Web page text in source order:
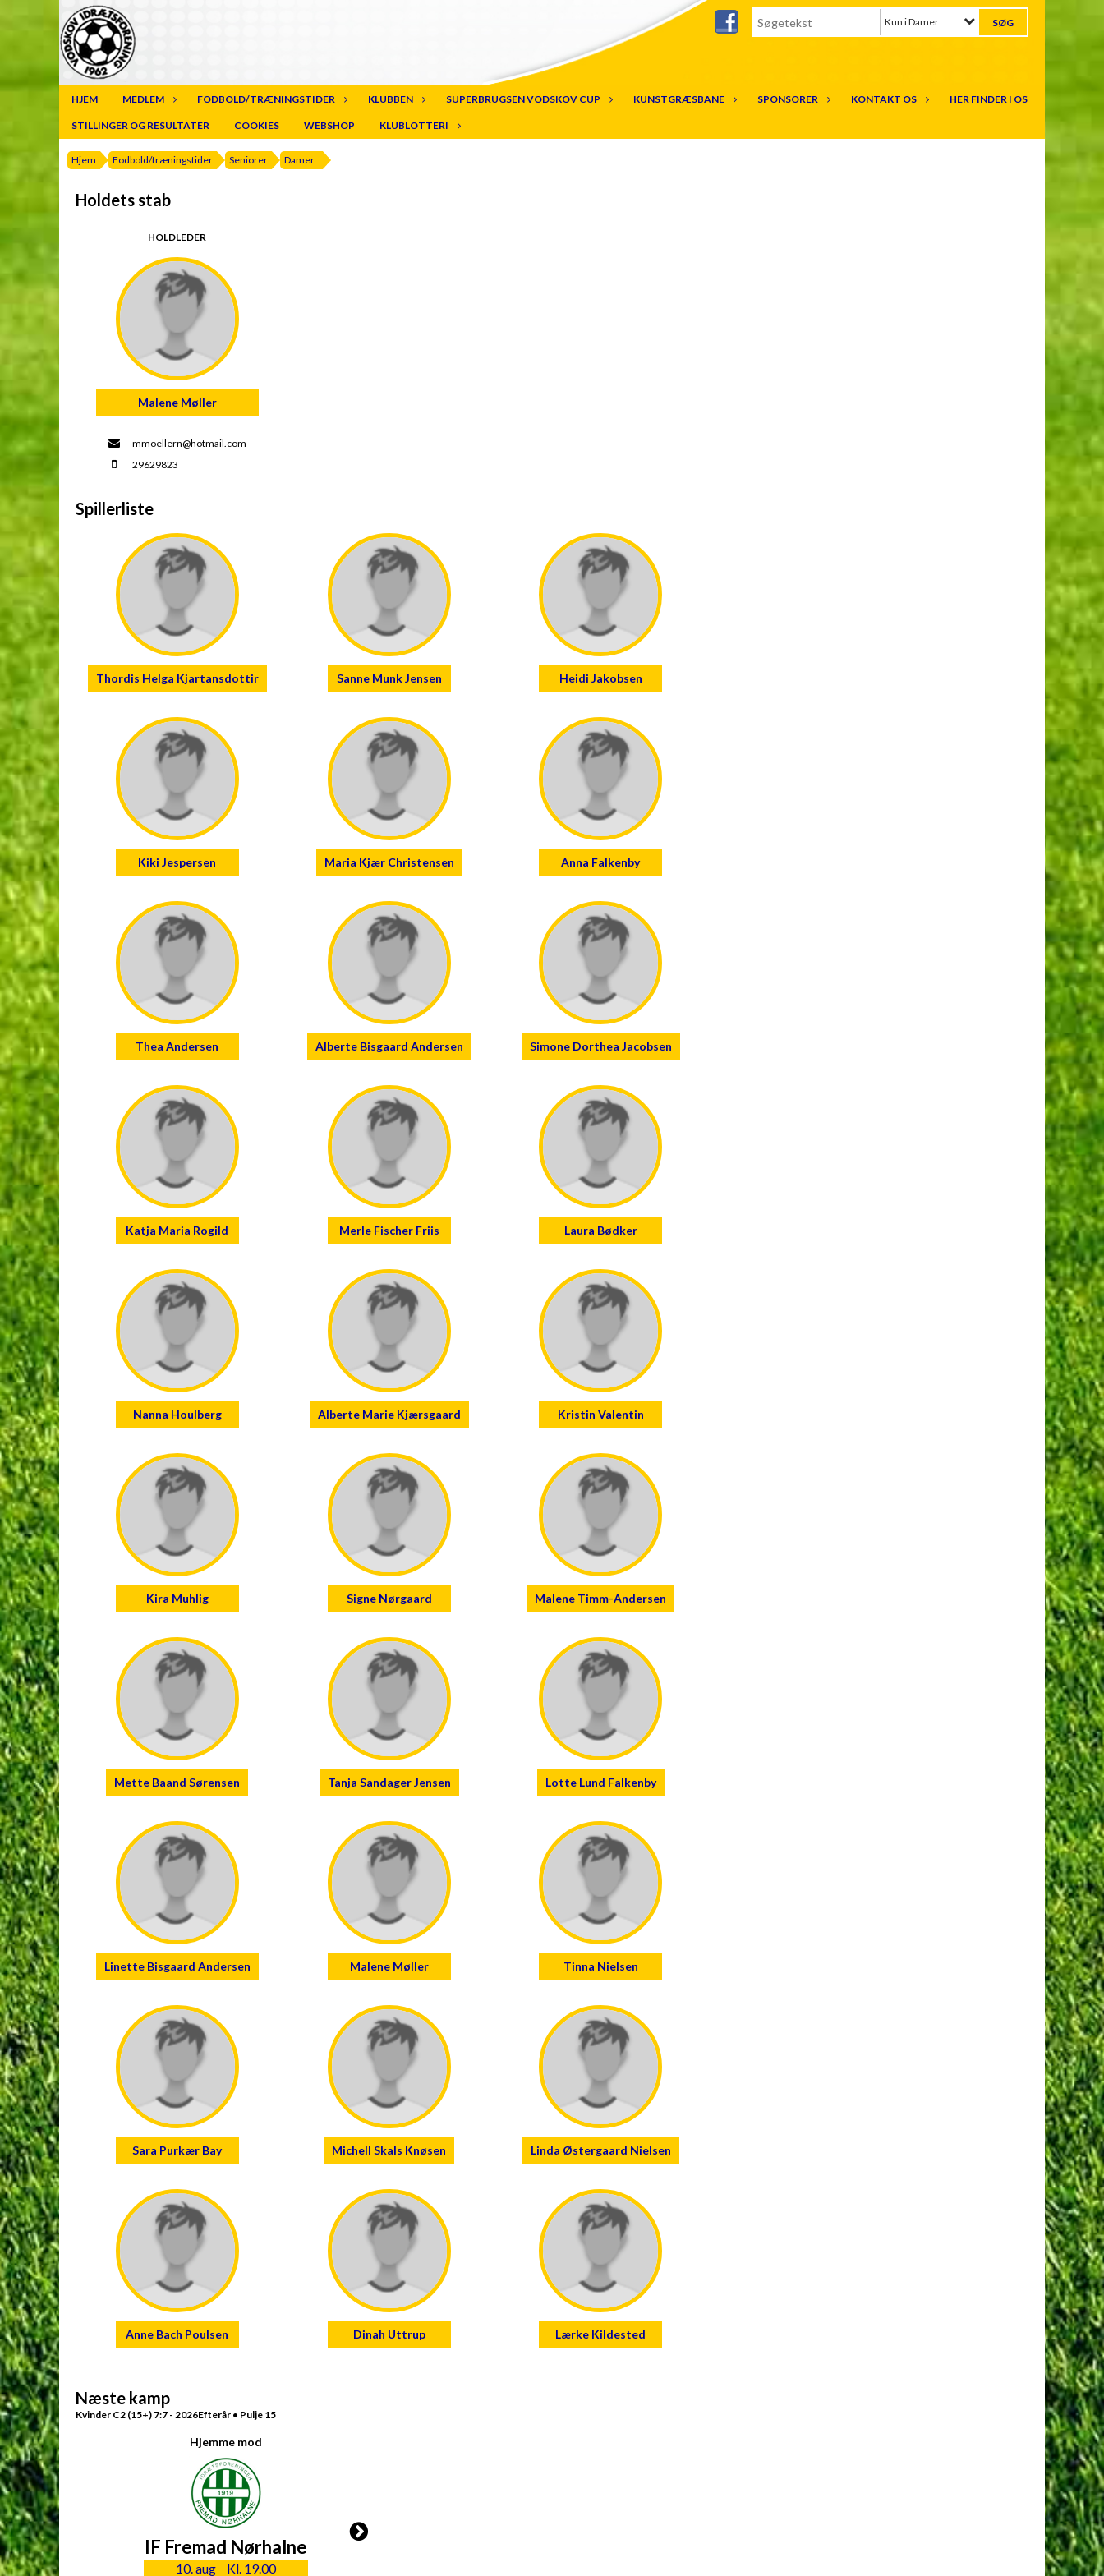
Kun i Damer
HJEM MEDLEM FODBOLD/TRÆNINGSTIDER KLUBBEN SUPERBRUGSEN VODSKOV CUP KUNSTGRÆSBANE SPONSORER KONTAKT OS HER FINDER I OS
STILLINGER OG RESULTATER COOKIES WEBSHOP KLUBLOTTERI
Hjem Fodbold/træningstider Seniorer Damer
Holdets stab
HOLDLEDER
Malene Møller
mmoellern@hotmail.com
29629823
Spillerliste
Thordis Helga Kjartansdottir Sanne Munk Jensen Heidi Jakobsen
Kiki Jespersen Maria Kjær Christensen Anna Falkenby
Thea Andersen Alberte Bisgaard Andersen Simone Dorthea Jacobsen
Katja Maria Rogild Merle Fischer Friis Laura Bødker
Nanna Houlberg Alberte Marie Kjærsgaard Kristin Valentin
Kira Muhlig Signe Nørgaard Malene Timm-Andersen
Mette Baand Sørensen Tanja Sandager Jensen Lotte Lund Falkenby
Linette Bisgaard Andersen Malene Møller Tinna Nielsen
Sara Purkær Bay Michell Skals Knøsen Linda Østergaard Nielsen
Anne Bach Poulsen Dinah Uttrup Lærke Kildested
Næste kamp
Kvinder C2 (15+) 7:7 - 2026Efterår • Pulje 15
Hjemme mod
IF Fremad Nørhalne
10. aug Kl. 19.00